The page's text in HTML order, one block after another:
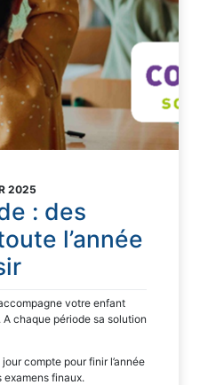
2025
: des
l’année
votre enfant
A chaque période sa solution
compte pour finir l’année
examens finaux.